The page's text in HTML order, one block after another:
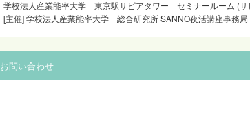
学校法人産業能率大学 東京駅サピアタワー セミナールーム (サ
[主催] 学校法人産業能率大学 総合研究所 SANNO夜活講座事務局
お問い合わせ